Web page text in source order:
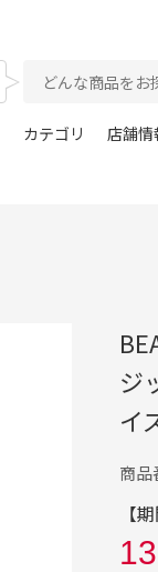
カテゴリ 店舗情
ジ
イ
商
【